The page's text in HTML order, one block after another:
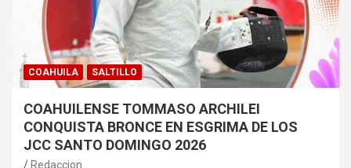
COAHUILA SALTILLO
COAHUILENSE TOMMASO ARCHILEI
CONQUISTA BRONCE EN ESGRIMA DE LOS
JCC SANTO DOMINGO 2026
Redaccion